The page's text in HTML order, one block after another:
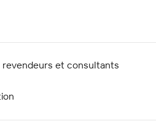
revendeurs et consultants